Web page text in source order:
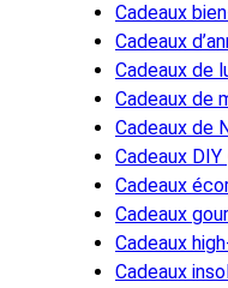
Cadeaux
Cadeaux
Cadeaux de
Cadeaux de
Cadeaux de
Cadeaux DIY
Cadeaux
Cadeaux
Cadeaux
Cadeaux